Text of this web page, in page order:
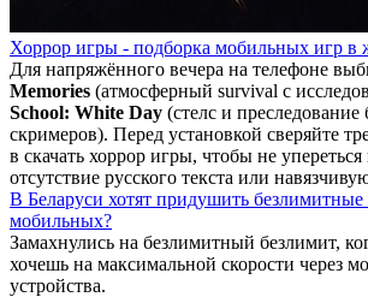
Хоррор игры - подборка мобильных игр в
Для напряжённого вечера на телефоне
Memories (атмосферный survival с
School: White Day (стелс и
скримеров). Перед установкой сверяйте
в скачать хоррор игры, чтобы не упереться
отсутствие русского текста или
В Беларуси хотят придушить
мобильных?
Замахнулись на безлимитный безлимит,
хочешь на максимальной скорости через
устройства.